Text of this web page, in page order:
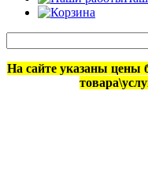
На сайте указаны цены